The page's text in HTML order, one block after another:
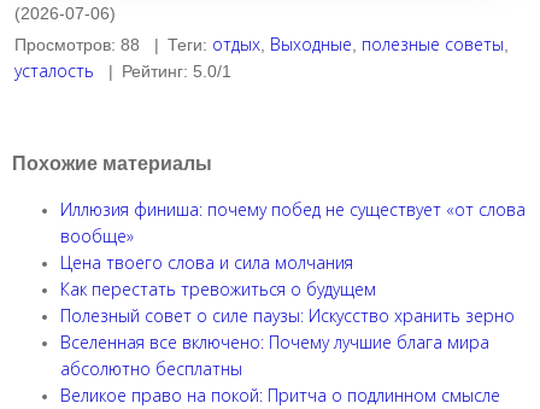
(2026-07-06)
Просмотров: 88 | Теги: отдых Выходные полезные советы
усталость | Рейтинг: 5.0/1
Похожие материалы
Иллюзия финиша: почему побед не существует «от слова
вообще»
Цена твоего слова и сила молчания
Как перестать тревожиться о будущем
Полезный совет о силе паузы: Искусство хранить зерно
Вселенная все включено: Почему лучшие блага мира
абсолютно бесплатны
Великое право на покой: Притча о подлинном смысле